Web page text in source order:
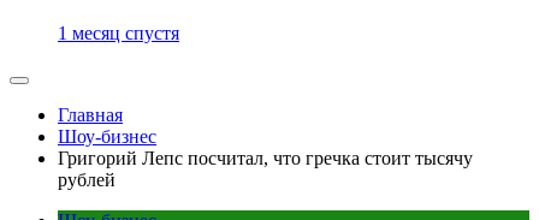
1 месяц спустя
Главная
Шоу-бизнес
Григорий Лепс посчитал, что гречка стоит тысячу
рублей